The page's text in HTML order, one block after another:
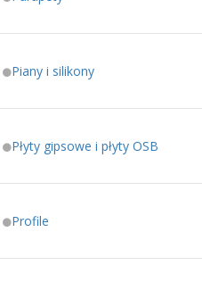
Piany i silikony
Płyty gipsowe i płyty OSB
Profile